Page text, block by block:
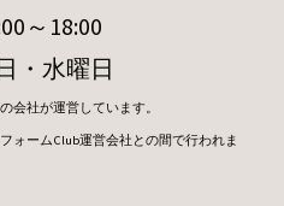
～18:00
・水曜日
会社が運営しています。
ォームClub運営会社との間で行われま